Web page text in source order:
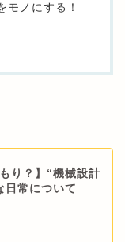
モノにする！
り？】“機械設計
日常について